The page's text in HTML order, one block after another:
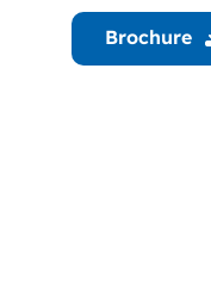
Brochure